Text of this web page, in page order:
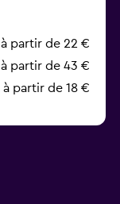
à partir de 22 €
à partir de 43 €
à partir de 18 €